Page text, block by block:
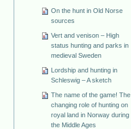
On the hunt in Old Norse
sources
Vert and venison – High
status hunting and parks in
medieval Sweden
Lordship and hunting in
Schleswig – A sketch
The name of the game! The
changing role of hunting on
royal land in Norway during
the Middle Ages